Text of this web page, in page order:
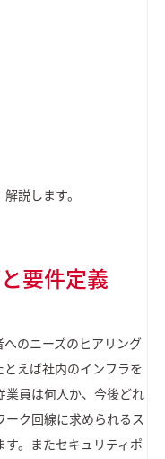
説します。
要件定義
のニーズのヒアリング
えば社内のインフラを
業員は何人か、今後どれ
ーク回線に求められるス
。またセキュリティポ